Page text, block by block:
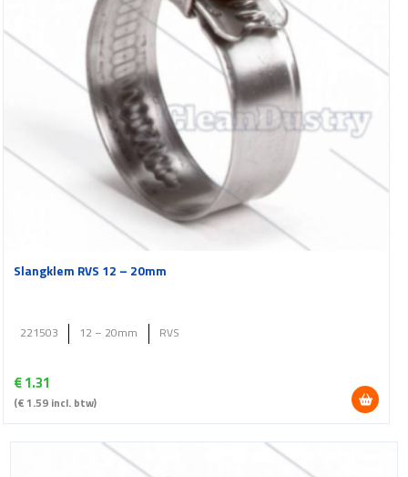
Slangklem RVS 12 – 20mm
€1.31
(€ 1.59 incl. btw)
221503 12 – 20mm RVS